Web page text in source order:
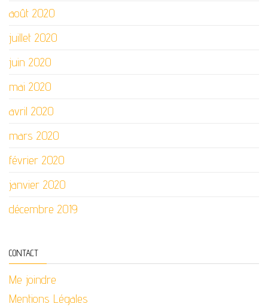
août 2020
juillet 2020
juin 2020
mai 2020
avril 2020
mars 2020
février 2020
janvier 2020
décembre 2019
CONTACT
Me joindre
Mentions Légales